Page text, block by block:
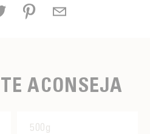
ACONSEJA
500g